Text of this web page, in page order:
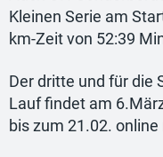
Kleinen Serie am
km-Zeit von 52:39
Der dritte und für die
Lauf findet am
bis zum 21.02.